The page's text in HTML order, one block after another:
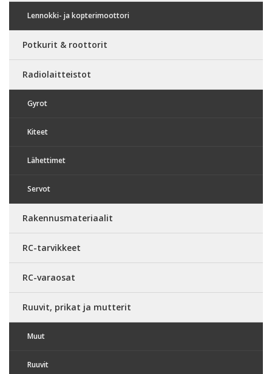
Lennokki- ja kopterimoottori
Potkurit & roottorit
Radiolaitteistot
Gyrot
Kiteet
Lähettimet
Servot
Rakennusmateriaalit
RC-tarvikkeet
RC-varaosat
Ruuvit, prikat ja mutterit
Muut
Ruuvit